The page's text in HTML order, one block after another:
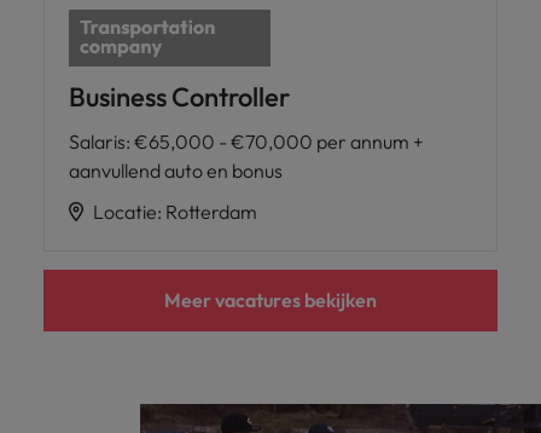
Business Controller
Salaris: €65,000 - €70,000 per annum +
aanvullend auto en bonus
Locatie: Rotterdam
Meer vacatures bekijken